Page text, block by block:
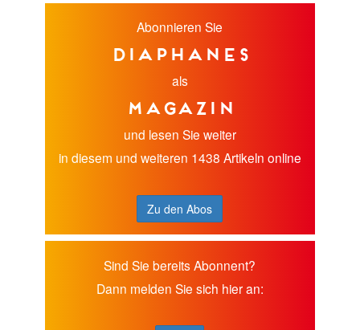
Abonnieren Sie
diaphanes
als
Magazin
und lesen Sie weiter
in diesem und weiteren 1438 Artikeln online
Zu den Abos
Sind Sie bereits Abonnent?
Dann melden Sie sich hier an: